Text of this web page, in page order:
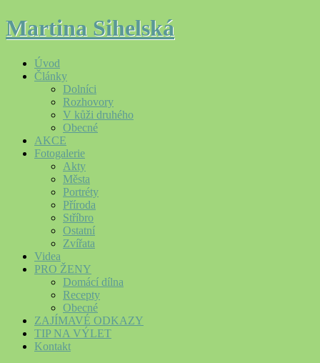
Martina Sihelská
Úvod
Články
Dolníci
Rozhovory
V kůži druhého
Obecné
AKCE
Fotogalerie
Akty
Města
Portréty
Příroda
Stříbro
Ostatní
Zvířata
Videa
PRO ŽENY
Domácí dílna
Recepty
Obecné
ZAJÍMAVÉ ODKAZY
TIP NA VÝLET
Kontakt